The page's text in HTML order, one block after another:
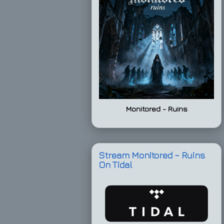
Monitored - Ruins
Stream Monitored – Ruins
On Tidal